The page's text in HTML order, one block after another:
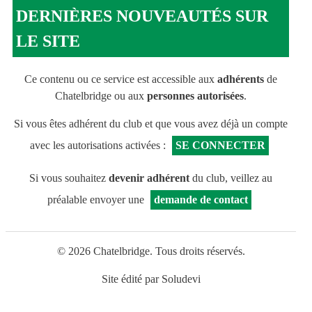
DERNIÈRES NOUVEAUTÉS SUR
LE SITE
Ce contenu ou ce service est accessible aux adhérents de
Chatelbridge ou aux personnes autorisées.
Si vous êtes adhérent du club et que vous avez déjà un compte
avec les autorisations activées :
SE CONNECTER
Si vous souhaitez devenir adhérent du club, veillez au
préalable envoyer une
demande de contact
© 2026 Chatelbridge. Tous droits réservés.
Site édité par Soludevi